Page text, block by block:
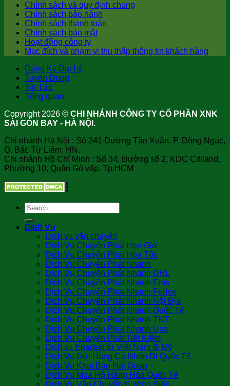
Chính sách và quy định chung
Chính sách bảo hành
Chính sách thanh toán
Chính sách bảo mật
Hoạt động công ty
Mục đích và phạm vi thu thập thông tin khách hàng
Đăng Ký Đại Lý
Tuyển Dụng
Tin Tức
Tổng quan
Copyright 2026 © CHI NHÁNH CÔNG TY CỔ PHẦN XNK
SÀI GÒN BAY - HÀ NỘI.
Chi nhánh Hà Nội : Số 241 Đường Tân Xuân, P. Đông Ngạc,
Q. Bắc Từ Liêm, HN.
Chi nhánh Hồ Chí Minh : Số 34, Đường số 2, KDC Citiland,
Phường 10, Quận Gò vấp, Tp.HCM
Dịch Vụ
Dịch vụ vận chuyển
Dịch Vụ Chuyển Phát Hẹn Giờ
Dịch Vụ Chuyển Phát Hỏa Tốc
Dịch Vụ Chuyển Phát Nhanh
Dịch Vụ Chuyển Phát Nhanh DHL
Dịch Vụ Chuyển Phát Nhanh Ems
Dịch Vụ Chuyển Phát Nhanh Fedex
Dịch Vụ Chuyển Phát Nhanh Nội Địa
Dịch Vụ Chuyển Phát Nhanh Quốc Tế
Dịch Vụ Chuyển Phát Nhanh TNT
Dịch Vụ Chuyển Phát Nhanh Ups
Dịch Vụ Chuyển Phát Tiết Kiệm
Dịch vụ Epacket từ Việt Nam đi Mỹ
Dịch Vụ Gửi Hàng Cá Nhân Đi Quốc Tế
Dịch Vụ Khai Báo Hải Quan
Dịch Vụ Mua Hộ Hàng Hóa Quốc Tế